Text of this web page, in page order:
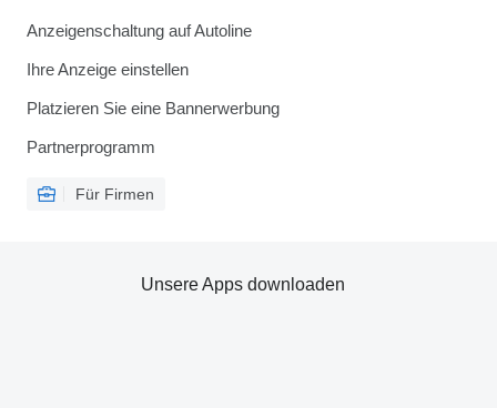
Anzeigenschaltung auf Autoline
Ihre Anzeige einstellen
Platzieren Sie eine Bannerwerbung
Partnerprogramm
Für Firmen
Unsere Apps downloaden